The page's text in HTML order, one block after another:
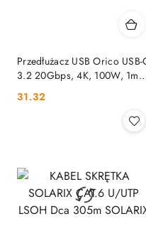
Przedłużacz USB Orico USB-
3.2 20Gbps, 4K, 100W, 1m
Cena:
31.32